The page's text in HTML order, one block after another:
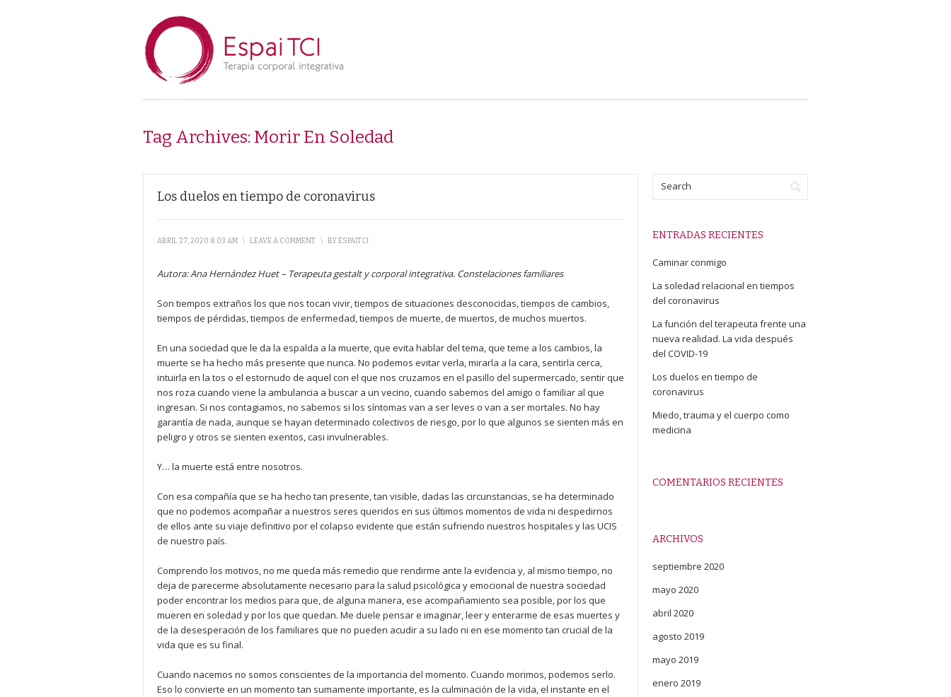
Tag Archives: Morir En Soledad
Los duelos en tiempo de coronavirus
ABRIL 27, 2020 8:03 AM \ LEAVE A COMMENT \ BYESPAITCI
Autora:Ana Hernández Huet – Terapeuta gestalt y corporal integrativa. Constelaciones familiares
Son tiempos extraños los que nos tocan vivir, tiempos de situaciones desconocidas, tiempos de cambios,
tiempos de pérdidas, tiempos de enfermedad, tiempos de muerte, de muertos, de muchos muertos.
En una sociedad que le da la espalda a la muerte, que evita hablar del tema, que teme a los cambios, la
muerte se ha hecho más presente que nunca. No podemos evitar verla, mirarla a la cara, sentirla cerca,
intuirla en la tos o el estornudo de aquel con el que nos cruzamos en el pasillo del supermercado, sentir que
nos roza cuando viene la ambulancia a buscar a un vecino, cuando sabemos del amigo o familiar al que
ingresan. Si nos contagiamos, no sabemos si los síntomas van a ser leves o van a ser mortales. No hay
garantía de nada, aunque se hayan determinado colectivos de riesgo, por lo que algunos se sienten más en
peligro y otros se sienten exentos, casi invulnerables.
Y… la muerte está entre nosotros.
Con esa compañía que se ha hecho tan presente, tan visible, dadas las circunstancias, se ha determinado
que no podemos acompañar a nuestros seres queridos en sus últimos momentos de vida ni despedirnos
de ellos ante su viaje definitivo por el colapso evidente que están sufriendo nuestros hospitales y las UCIS
de nuestro país.
Comprendo los motivos, no me queda más remedio que rendirme ante la evidencia y, al mismo tiempo, no
deja de parecerme absolutamente necesario para la salud psicológica y emocional de nuestra sociedad
poder encontrar los medios para que, de alguna manera, ese acompañamiento sea posible, por los que
mueren en soledad y por los que quedan. Me duele pensar e imaginar, leer y enterarme de esas muertes y
de la desesperación de los familiares que no pueden acudir a su lado ni en ese momento tan crucial de la
vida que es su final.
Cuando nacemos no somos conscientes de la importancia del momento. Cuando morimos, podemos serlo.
Eso lo convierte en un momento tan sumamente importante, es la culminación de la vida, el instante en el
ENTRADAS RECIENTES
Caminar conmigo
La soledad relacional en tiempos
del coronavirus
La función del terapeuta frente una
nueva realidad. La vida después
del COVID-19
Los duelos en tiempo de
coronavirus
Miedo, trauma y el cuerpo como
medicina
COMENTARIOS RECIENTES
ARCHIVOS
septiembre 2020
mayo 2020
abril 2020
agosto 2019
mayo 2019
enero 2019